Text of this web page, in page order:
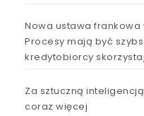
Nowa ustawa frankowa
Procesy mają być
kredytobiorcy
Za sztuczną
coraz więcej